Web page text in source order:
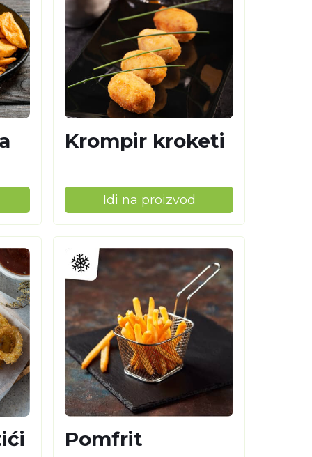
Idi na proizvod
Krompir kroketi
Pomfrit